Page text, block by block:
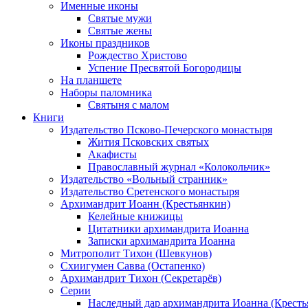
Именные иконы
Святые мужи
Святые жены
Иконы праздников
Рождество Христово
Успение Пресвятой Богородицы
На планшете
Наборы паломника
Святыня с малом
Книги
Издательство Псково-Печерского монастыря
Жития Псковских святых
Акафисты
Православный журнал «Колокольчик»
Издательство «Вольный странник»
Издательство Сретенского монастыря
Архимандрит Иоанн (Крестьянкин)
Келейные книжицы
Цитатники архимандрита Иоанна
Записки архимандрита Иоанна
Митрополит Тихон (Шевкунов)
Схиигумен Савва (Остапенко)
Архимандрит Тихон (Секретарёв)
Серии
Наследный дар архимандрита Иоанна